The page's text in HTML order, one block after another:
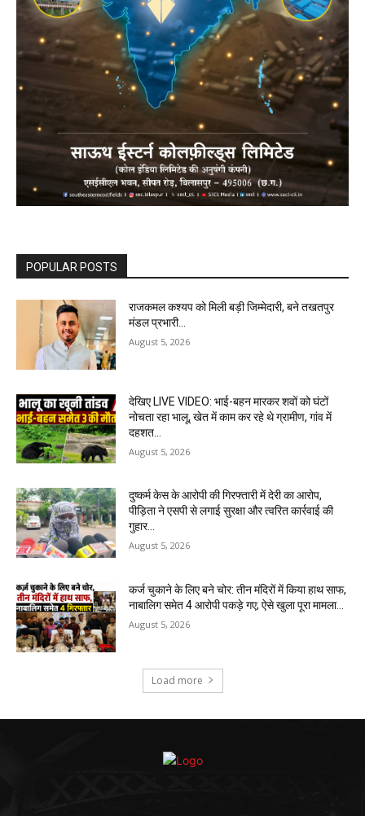
POPULAR POSTS
राजकमल कश्यप को मिली बड़ी जिम्मेदारी, बने तखतपुर
मंडल प्रभारी…
August 5, 2026
देखिए LIVE VIDEO: भाई-बहन मारकर शवों को घंटों
नोचता रहा भालू, खेत में काम कर रहे थे ग्रामीण, गांव में
दहशत…
August 5, 2026
दुष्कर्म केस के आरोपी की गिरफ्तारी में देरी का आरोप,
पीड़िता ने एसपी से लगाई सुरक्षा और त्वरित कार्रवाई की
गुहार…
August 5, 2026
कर्ज चुकाने के लिए बने चोर: तीन मंदिरों में किया हाथ साफ,
नाबालिग समेत 4 आरोपी पकड़े गए; ऐसे खुला पूरा मामला…
August 5, 2026
Load more